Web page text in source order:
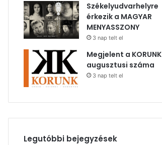
Székelyudvarhelyre
érkezik a MAGYAR
MENYASSZONY
3 nap telt el
Megjelent a KORUNK
augusztusi száma
3 nap telt el
Legutóbbi bejegyzések